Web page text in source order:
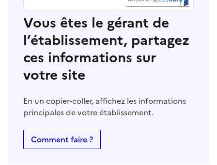
Vous êtes le gérant de
l’établissement, partagez
ces informations sur
votre site
En un copier-coller, affichez les informations
principales de votre établissement.
Comment faire ?